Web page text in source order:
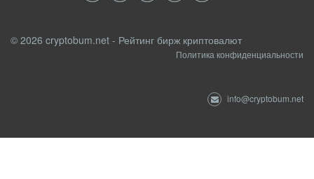
© 2026 cryptobum.net - Рейтинг бирж криптовалют
Политика конфиденциальности
info@cryptobum.net